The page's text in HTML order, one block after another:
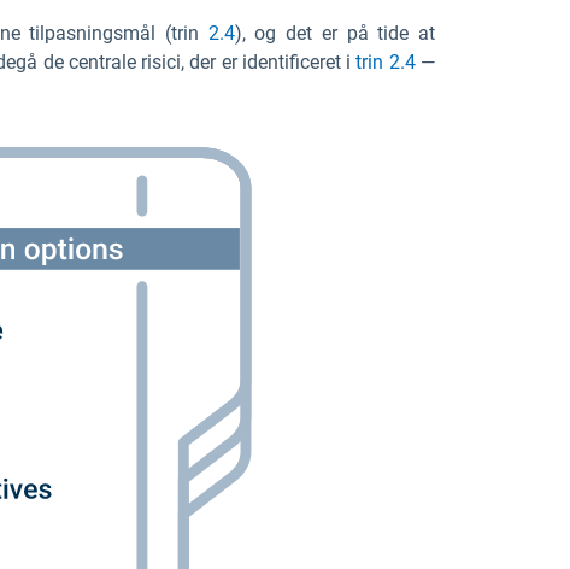
tilpasningsmål (trin 2.4), og det er på tide at
de centrale risici, der er identificeret itrin 2.4—